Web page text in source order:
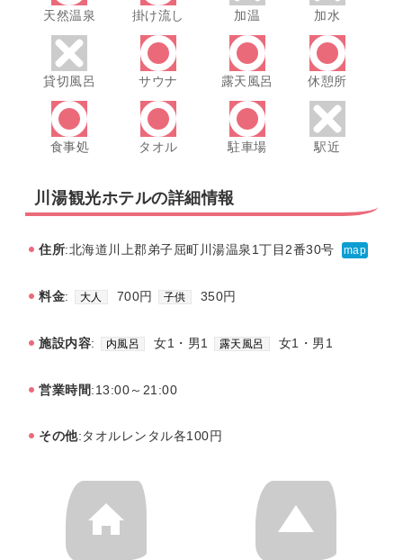
天然温泉 掛け流し 加温 加水
貸切風呂 サウナ 露天風呂 休憩所
食事処 タオル 駐車場 駅近
川湯観光ホテルの詳細情報
住所:北海道川上郡弟子屈町川湯温泉1丁目2番30号 map
料金: 大人 700円 子供 350円
施設内容: 内風呂 女1・男1 露天風呂 女1・男1
営業時間:13:00～21:00
その他:タオルレンタル各100円